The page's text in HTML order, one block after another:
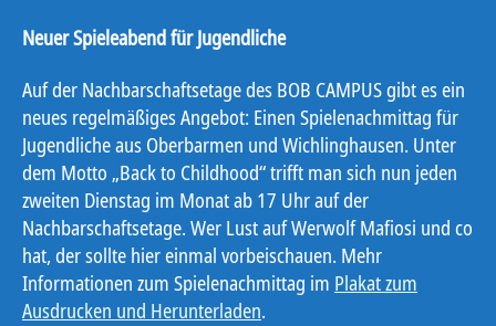
Neuer Spieleabend für Jugendliche
Auf der Nachbarschaftsetage des BOB CAMPUS gibt es ein
neues regelmäßiges Angebot: Einen Spielenachmittag für
Jugendliche aus Oberbarmen und Wichlinghausen. Unter
dem Motto „Back to Childhood“ trifft man sich nun jeden
zweiten Dienstag im Monat ab 17 Uhr auf der
Nachbarschaftsetage. Wer Lust auf Werwolf Mafiosi und co
hat, der sollte hier einmal vorbeischauen. Mehr
Informationen zum Spielenachmittag im Plakat zum
Ausdrucken und Herunterladen.